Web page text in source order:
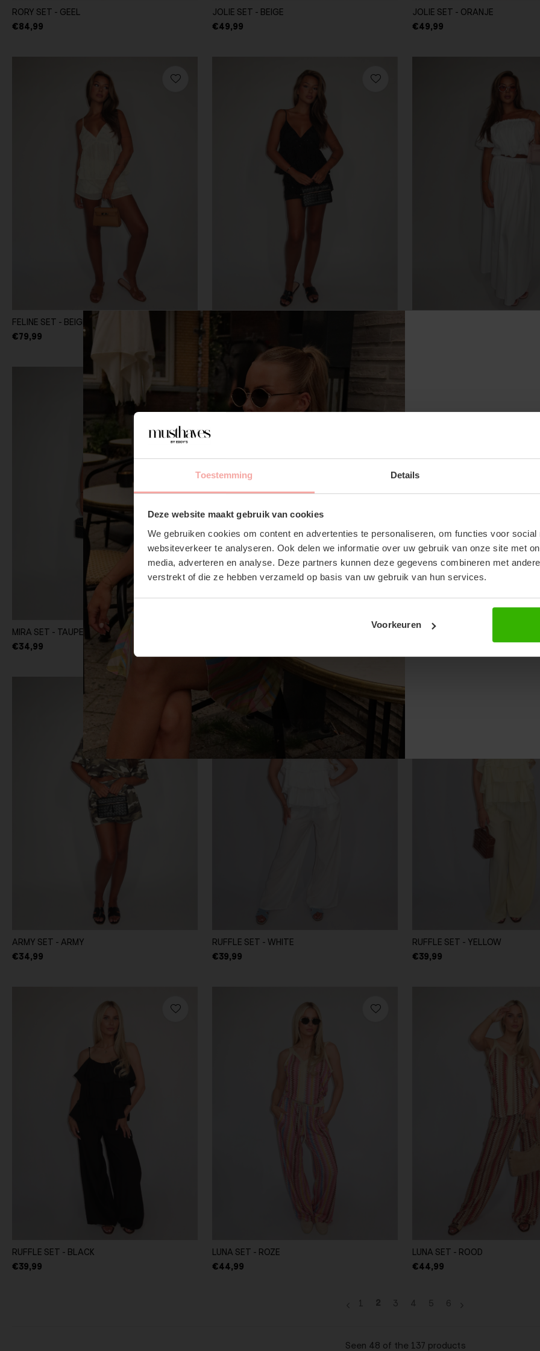
Toestemming Details
Deze website maakt gebruik van cookies
We gebruiken cookies om content en advertenties te personaliseren, om functies voor social
websiteverkeer te analyseren. Ook delen we informatie over uw gebruik van onze site met
media, adverteren en analyse. Deze partners kunnen deze gegevens combineren met
verstrekt of die ze hebben verzameld op basis van uw gebruik van hun services.
Voorkeuren
SUBSCRIBE
Slippers
RORY SET - GEEL
€84,99
JOLIE SET - BEIGE
€49,99
JOLIE SET - ORANJE
€49,99
FELINE SET - BEIGE
€79,99
FELINE SET - ZWART
€79,99
MIRA SET - TAUPE
€34,99
MIRA SET - BLAUW
ARMY SET - ARMY
€34,99
RUFFLE SET - WHITE
€39,99
RUFFLE SET - YELLOW
€39,99
RUFFLE SET - BLACK
€39,99
LUNA SET - ROZE
€44,99
LUNA SET - ROOD
€44,99
1 2 3 4 5 6
Seen 48 of the 137 products